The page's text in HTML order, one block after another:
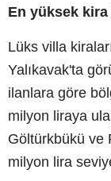
En yüksek kira
Lüks villa
Yalıkavak'ta
ilanlara göre
milyon liraya
Göltürkbükü ve
milyon lira